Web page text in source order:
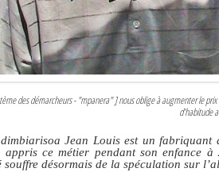
des démarcheurs - "mpanera" ] nous oblige à augmenter le
d’habitude
Jean Louis est un fabriquant
appris ce métier pendant son enfance
souffre désormais de la spéculation sur